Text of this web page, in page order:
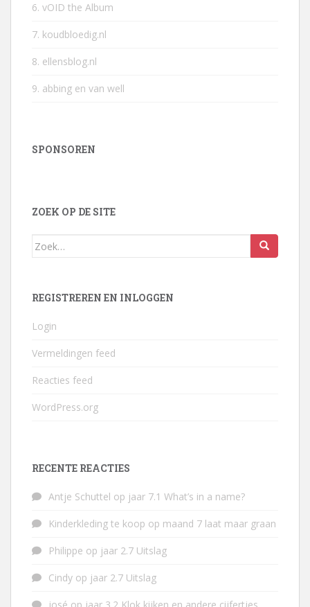
6. vOID the Album
7. koudbloedig.nl
8. ellensblog.nl
9. abbing en van well
SPONSOREN
ZOEK OP DE SITE
Zoek
REGISTREREN EN INLOGGEN
Login
Vermeldingen feed
Reacties feed
WordPress.org
RECENTE REACTIES
Antje Schuttel op jaar 7.1 What’s in a name?
Kinderkleding te koop op maand 7 laat maar graan
Philippe op jaar 2.7 Uitslag
Cindy op jaar 2.7 Uitslag